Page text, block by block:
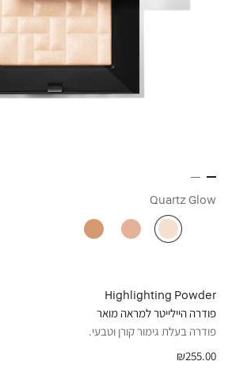
Quartz Glow
Highlighting Powder
פודרה היילייטר למראה מואר
פודרה בעלת גימור קורן וטבעי.
₪255.00